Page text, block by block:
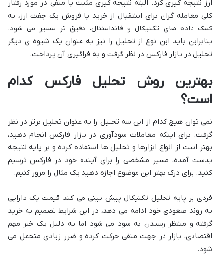
ارز نتیجه گیری کرد. البته نتیجه گیری مثبت یا منفی در مورد رفتار
کلی معامله گران برای استقبال از خرید یا فروش یک جفت ارز، به
کمک داده های تکنیکال و فاندامنتال، دقیق تر مسیر می شود.
بنابراین باید این نوع از تحلیل را نیز به عنوان یک شیوه ی دیگر
تحلیل در بازار فارکس در نظر گرفت و به فراگیری آن پرداخت.
بهترین روش تحلیل فارکس کدام
است؟
نمی توان هیچ کدام از این سه تحلیل را به عنوان تحلیل برتر در نظر
گرفت. برای اینکه معاملات سودآوری در بازار فارکس انجام دهید،
بهتر است از انواع ابزارها و تحلیل ها استفاده کرده و بر پایه نتیجه
بدست آمده، مسیر مشخصی را برای آینده خود در فارکس ترسیم
کنید. برای درک بهتر این موضوع اجازه دهید یک مثال را مرور کنیم.
فردی بر پایه تحلیل تکنیکال پیش بینی می کند قیمت یک دارایی
به روند صعودی خود ادامه می دهد، در این شرایط تصمیم به خرید
گرفته و منتظر رسیدن به سود می شود اما به دلیل یک خبر مهم
اقتصادی، بازار در جهت منفی حرکت کرده و ضرر زیادی متحمل می
شود.